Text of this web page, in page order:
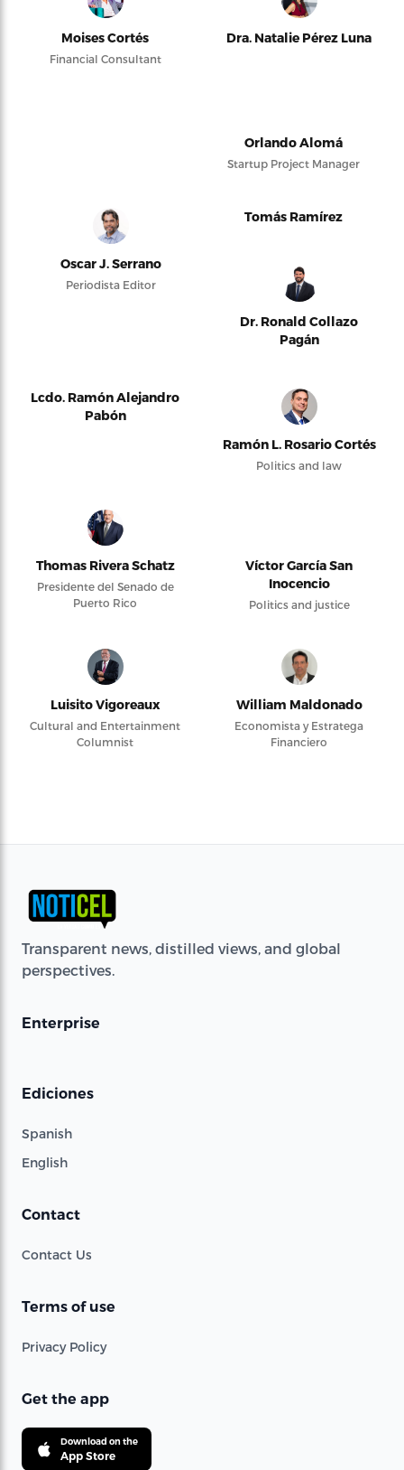
Moises Cortés
Financial Consultant
Dra. Natalie Pérez Luna
Orlando Alomá
Startup Project Manager
Oscar J. Serrano
Periodista Editor
Tomás Ramírez
Dr. Ronald Collazo
Pagán
Lcdo. Ramón Alejandro
Pabón
Ramón L. Rosario Cortés
Politics and law
Thomas Rivera Schatz
Presidente del Senado de
Puerto Rico
Víctor García San
Inocencio
Politics and justice
Luisito Vigoreaux
Cultural and Entertainment
Columnist
William Maldonado
Economista y Estratega
Financiero
Transparent news, distilled views, and global
perspectives.
Enterprise
Ediciones
Spanish
English
Contact
Contact Us
Terms of use
Privacy Policy
Get the app
Download on the
App Store